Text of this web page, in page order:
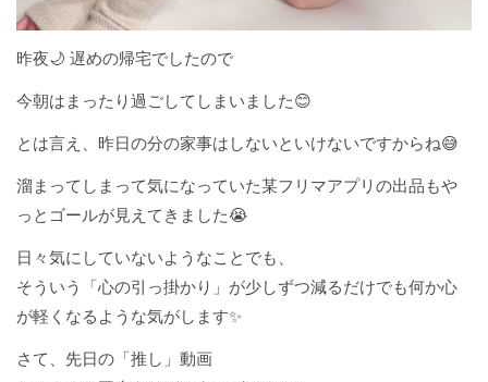
昨夜🌙 遅めの帰宅でしたので
今朝はまったり過ごしてしまいました😊
とは言え、昨日の分の家事はしないといけないですからね😅
溜まってしまって気になっていた某フリマアプリの出品もや
っとゴールが見えてきました😭
日々気にしていないようなことでも、
そういう「心の引っ掛かり」が少しずつ減るだけでも何か心
が軽くなるような気がします✨
さて、先日の「推し」動画